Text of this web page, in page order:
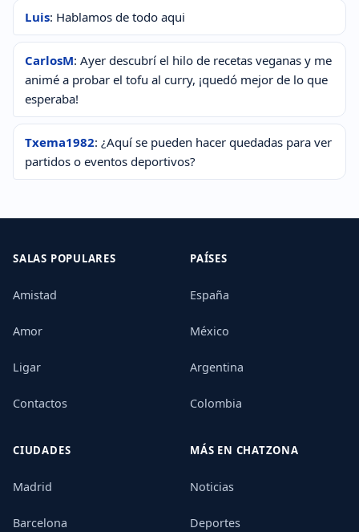
Luis: Hablamos de todo aqui
CarlosM: Ayer descubrí el hilo de recetas veganas y me
animé a probar el tofu al curry, ¡quedó mejor de lo que
esperaba!
Txema1982: ¿Aquí se pueden hacer quedadas para ver
partidos o eventos deportivos?
SALAS POPULARES
Amistad
Amor
Ligar
Contactos
PAÍSES
España
México
Argentina
Colombia
CIUDADES
Madrid
Barcelona
MÁS EN CHATZONA
Noticias
Deportes